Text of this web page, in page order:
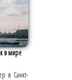
в мире
в Санкт-